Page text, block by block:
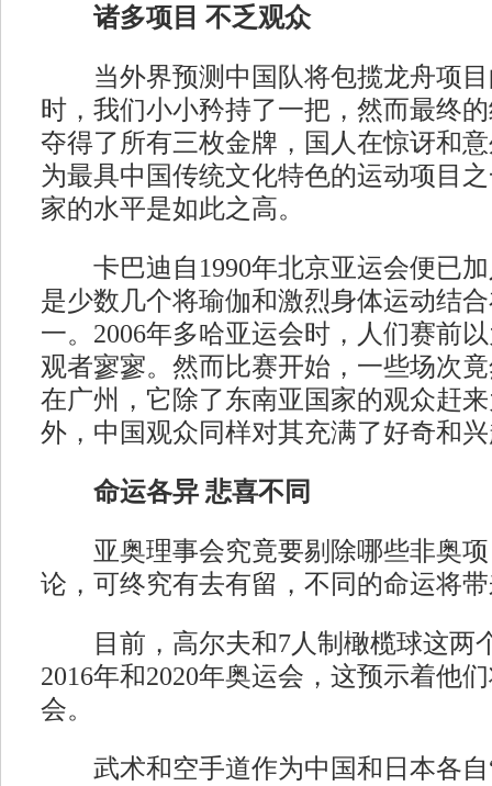
诸多项目 不乏观众
当外界预测中国队将包揽龙舟项目
时，我们小小矜持了一把，然而最终
夺得了所有三枚金牌，国人在惊讶和
为最具中国传统文化特色的运动项目
家的水平是如此之高。
卡巴迪自1990年北京亚运会便已加
是少数几个将瑜伽和激烈身体运动结
一。2006年多哈亚运会时，人们赛前
观者寥寥。然而比赛开始，一些场次
在广州，它除了东南亚国家的观众赶
外，中国观众同样对其充满了好奇和
命运各异 悲喜不同
亚奥理事会究竟要剔除哪些非奥项
论，可终究有去有留，不同的命运将
目前，高尔夫和7人制橄榄球这两
2016年和2020年奥运会，这预示着他
会。
武术和空手道作为中国和日本各自